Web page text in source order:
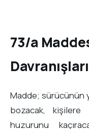
73/a
Madde; sürücünün
bozacak, kişilere
huzurunu